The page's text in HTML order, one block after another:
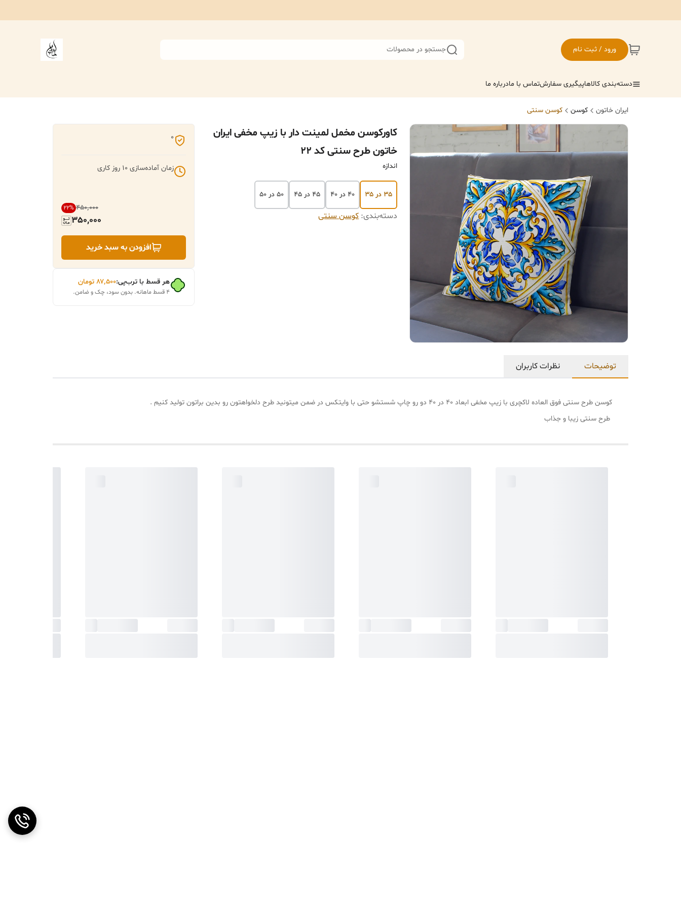
ورود / ثبت نام جستجو در محصولات
دسته‌بندی کالاهاپیگیری سفارشتماس با مادرباره ما
ایران خاتون کوسن کوسن سنتی
کاورکوسن مخمل لمینت دار با زیپ مخفی ایران
خاتون طرح سنتی کد ۲۲
اندازه
۳۵ در ۳۵ ۴۰ در ۴۰ ۴۵ در ۴۵ ۵۰ در ۵۰
دسته‌بندی:کوسن سنتی
0
زمان آماده‌سازی 10 روز کاری
۴۵۰٬۰۰۰ 22%
350,000
افزودن به سبد خرید
هر قسط با ترب‌پی:۸۷٬۵۰۰ تومان
۴ قسط ماهانه. بدون سود، چک و ضامن.
توضیحات نظرات کاربران
کوسن طرح سنتی فوق العاده لاکچری با زیپ مخفی ابعاد 40 در 40 دو رو چاپ شستشو حتی با وایتکس در ضمن میتونید طرح دلخواهتون رو بدین براتون تولید کنیم .
طرح سنتی زیبا و جذاب